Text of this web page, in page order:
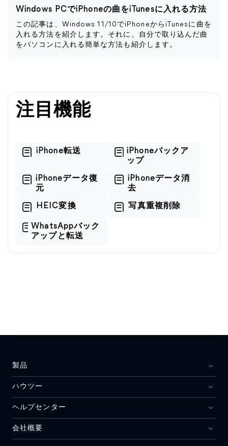
Windows PCでiPhoneの曲をiTunesに入れる方法
この記事は、Windows 11/10でiPhoneからiTunesに曲を
入れる方法を紹介します。それに、自分で取り込んだ曲
をパソコンに入れる簡単な方法も紹介します。
注目機能
iPhone転送
iPhoneバックア
ップ
iPhoneデータ復
元
iPhoneデータ消
去
HEIC変換 写真重複削除
WhatsAppバック
アップと転送
製品
ハウツー
ヘルプセンター
会社概要